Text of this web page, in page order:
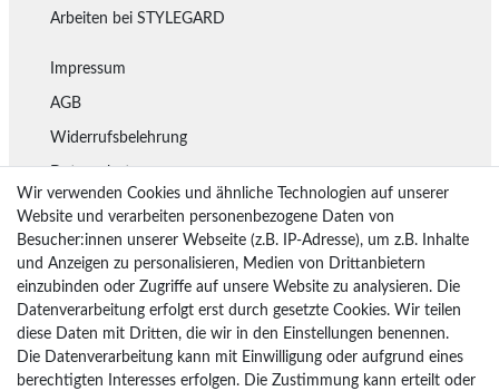
Arbeiten bei STYLEGARD
Impressum
AGB
Widerrufsbelehrung
Lieferung
Rückgaberecht
Vertrag widerrufen
Bezahlarten
Wir verwenden Cookies und ähnliche Technologien auf unserer
Website und verarbeiten personenbezogene Daten von
Besucher:innen unserer Webseite (z.B. IP-Adresse), um z.B. Inhalte
und Anzeigen zu personalisieren, Medien von Drittanbietern
einzubinden oder Zugriffe auf unsere Website zu analysieren. Die
Datenverarbeitung erfolgt erst durch gesetzte Cookies. Wir teilen
diese Daten mit Dritten, die wir in den Einstellungen benennen.
Die Datenverarbeitung kann mit Einwilligung oder aufgrund eines
berechtigten Interesses erfolgen. Die Zustimmung kann erteilt oder